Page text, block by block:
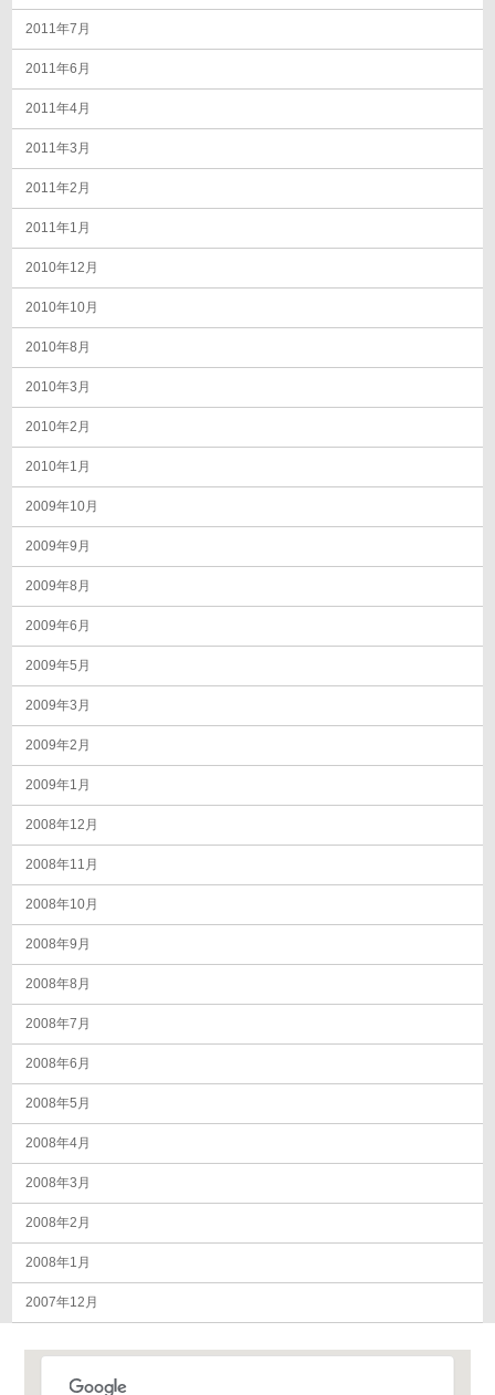
2011年7月
2011年6月
2011年4月
2011年3月
2011年2月
2011年1月
2010年12月
2010年10月
2010年8月
2010年3月
2010年2月
2010年1月
2009年10月
2009年9月
2009年8月
2009年6月
2009年5月
2009年3月
2009年2月
2009年1月
2008年12月
2008年11月
2008年10月
2008年9月
2008年8月
2008年7月
2008年6月
2008年5月
2008年4月
2008年3月
2008年2月
2008年1月
2007年12月